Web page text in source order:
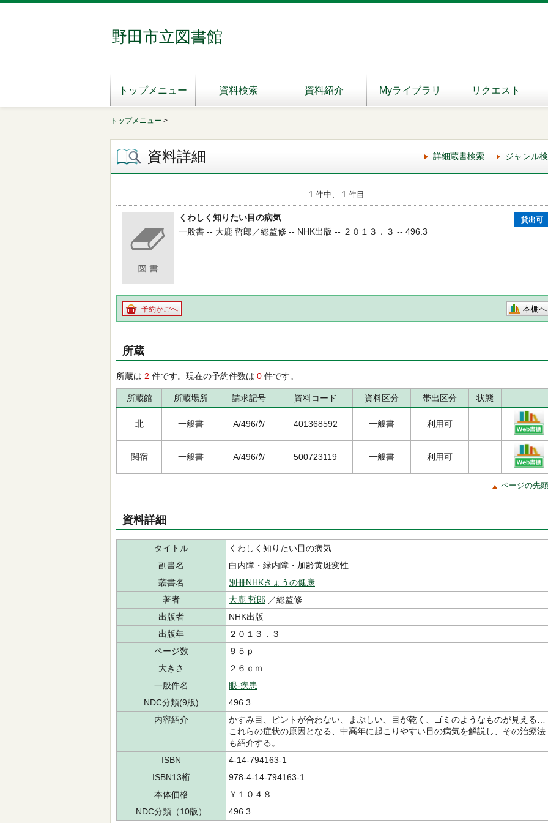
野田市立図書館
トップメニュー 資料検索 資料紹介 Myライブラリ リクエスト
トップメニュー >
資料詳細 詳細蔵書検索 ジャンル
1 件中、 1 件目
くわしく知りたい目の病気 貸出可
一般書 -- 大鹿 哲郎／総監修 -- NHK出版 -- ２０１３．３ -- 496.3
予約かごへ 本棚へ
所蔵
所蔵は 2 件です。現在の予約件数は 0 件です。
所蔵館 所蔵場所 請求記号 資料コード 資料区分 帯出区分 状態
北 一般書 A/496/ｸ/ 401368592 一般書 利用可
関宿 一般書 A/496/ｸ/ 500723119 一般書 利用可
ページの先
資料詳細
タイトル
くわしく知りたい目の病気
副書名
白内障・緑内障・加齢黄斑変性
叢書名
別冊NHKきょうの健康
著者
大鹿 哲郎 ／総監修
出版者
NHK出版
出版年
２０１３．３
ページ数
９５ｐ
大きさ
２６ｃｍ
一般件名
眼-疾患
NDC分類(9版)
496.3
内容紹介
かすみ目、ピントが合わない、まぶしい、目が乾く、ゴミのようなものが見える…
これらの症状の原因となる、中高年に起こりやすい目の病気を解説し、その治療法
も紹介する。
ISBN
4-14-794163-1
ISBN13桁
978-4-14-794163-1
本体価格
￥１０４８
NDC分類（10版）
496.3